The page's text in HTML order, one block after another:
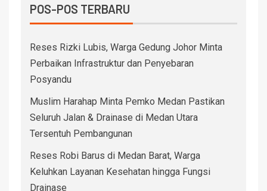
POS-POS TERBARU
Reses Rizki Lubis, Warga Gedung Johor Minta
Perbaikan Infrastruktur dan Penyebaran
Posyandu
Muslim Harahap Minta Pemko Medan Pastikan
Seluruh Jalan & Drainase di Medan Utara
Tersentuh Pembangunan
Reses Robi Barus di Medan Barat, Warga
Keluhkan Layanan Kesehatan hingga Fungsi
Drainase